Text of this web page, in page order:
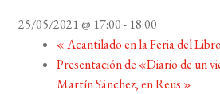
CONTACTO
MI
25/05/2021 @ 17:00- 18:00
«Acantilado en la Feria del
Presentación de «Diario de un
Martín Sánchez, en Reus »